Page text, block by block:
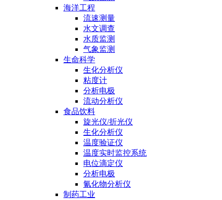
海洋工程
流速测量
水文调查
水质监测
气象监测
生命科学
生化分析仪
粘度计
分析电极
流动分析仪
食品饮料
旋光仪/折光仪
生化分析仪
温度验证仪
温度实时监控系统
电位滴定仪
分析电极
氰化物分析仪
制药工业